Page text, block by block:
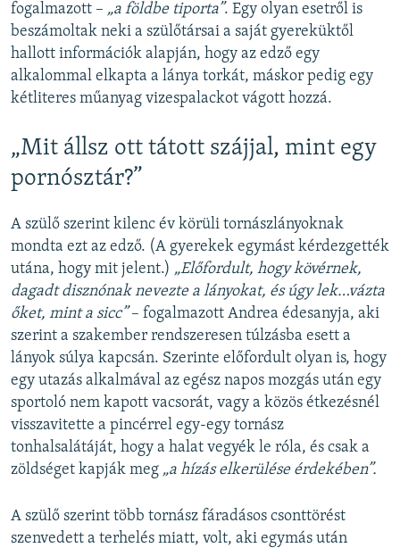
fogalmazott – „a földbe tiporta”. Egy olyan esetről is
beszámoltak neki a szülőtársai a saját gyereküktől
hallott információk alapján, hogy az edző egy
alkalommal elkapta a lánya torkát, máskor pedig egy
kétliteres műanyag vizespalackot vágott hozzá.
„Mit állsz ott tátott szájjal, mint egy
pornósztár?”
A szülő szerint kilenc év körüli tornászlányoknak
mondta ezt az edző. (A gyerekek egymást kérdezgették
utána, hogy mit jelent.) „Előfordult, hogy kövérnek,
dagadt disznónak nevezte a lányokat, és úgy lek…vázta
őket, mint a sicc”– fogalmazott Andrea édesanyja, aki
szerint a szakember rendszeresen túlzásba esett a
lányok súlya kapcsán. Szerinte előfordult olyan is, hogy
egy utazás alkalmával az egész napos mozgás után egy
sportoló nem kapott vacsorát, vagy a közös étkezésnél
visszavitette a pincérrel egy-egy tornász
tonhalsalátáját, hogy a halat vegyék le róla, és csak a
zöldséget kapják meg „a hízás elkerülése érdekében”.
A szülő szerint több tornász fáradásos csonttörést
szenvedett a terhelés miatt, volt, aki egymás után